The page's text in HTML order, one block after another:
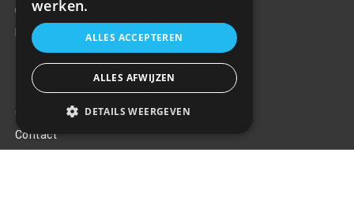
+31(0)85 486 83 17
info@rrparts.nl
Klantenservice
Over ons
Contact
werken.
ALLES ACCEPTEREN
ALLES AFWIJZEN
DETAILS WEERGEVEN